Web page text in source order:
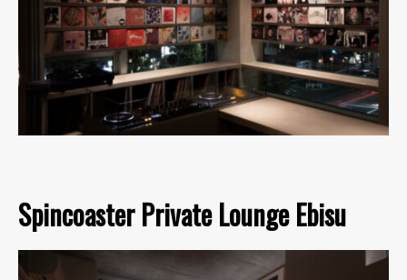
Spincoaster Private Lounge Ebisu